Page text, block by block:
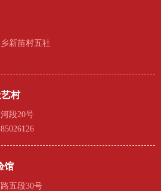
新苗村五社
村
段20号
馆
五段30号